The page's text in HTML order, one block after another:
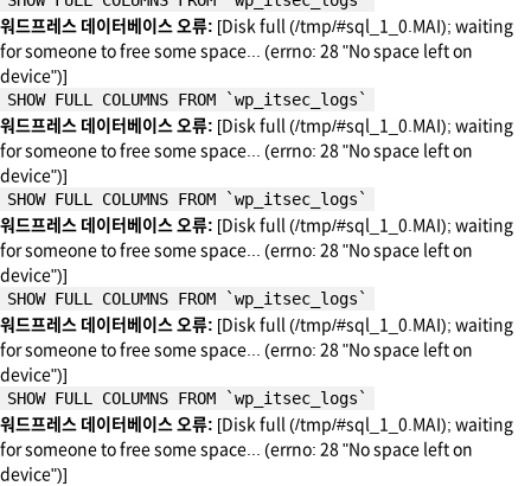
워드프레스 데이터베이스 오류: [Disk full (/tmp/#sql_1_0.MAI); waiting
for someone to free some space... (errno: 28 "No space left on
device")]
SHOW FULL COLUMNS FROM `wp_itsec_logs`
워드프레스 데이터베이스 오류: [Disk full (/tmp/#sql_1_0.MAI); waiting
for someone to free some space... (errno: 28 "No space left on
device")]
SHOW FULL COLUMNS FROM `wp_itsec_logs`
워드프레스 데이터베이스 오류: [Disk full (/tmp/#sql_1_0.MAI); waiting
for someone to free some space... (errno: 28 "No space left on
device")]
SHOW FULL COLUMNS FROM `wp_itsec_logs`
워드프레스 데이터베이스 오류: [Disk full (/tmp/#sql_1_0.MAI); waiting
for someone to free some space... (errno: 28 "No space left on
device")]
SHOW FULL COLUMNS FROM `wp_itsec_logs`
워드프레스 데이터베이스 오류: [Disk full (/tmp/#sql_1_0.MAI); waiting
for someone to free some space... (errno: 28 "No space left on
device")]